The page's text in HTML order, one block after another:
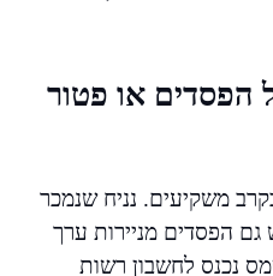
הפסדים או פטור
משקיעים. נניח שנמכר
הפסדים מניירות ערך
נכנס לחשבון רשות